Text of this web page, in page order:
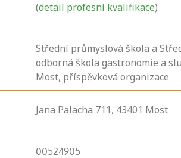
(detail profesní kvalifikace)
Střední průmyslová škola a
odborná škola gastronomie a
Most, příspěvková organizace
Jana Palacha 711, 43401 Most
00524905